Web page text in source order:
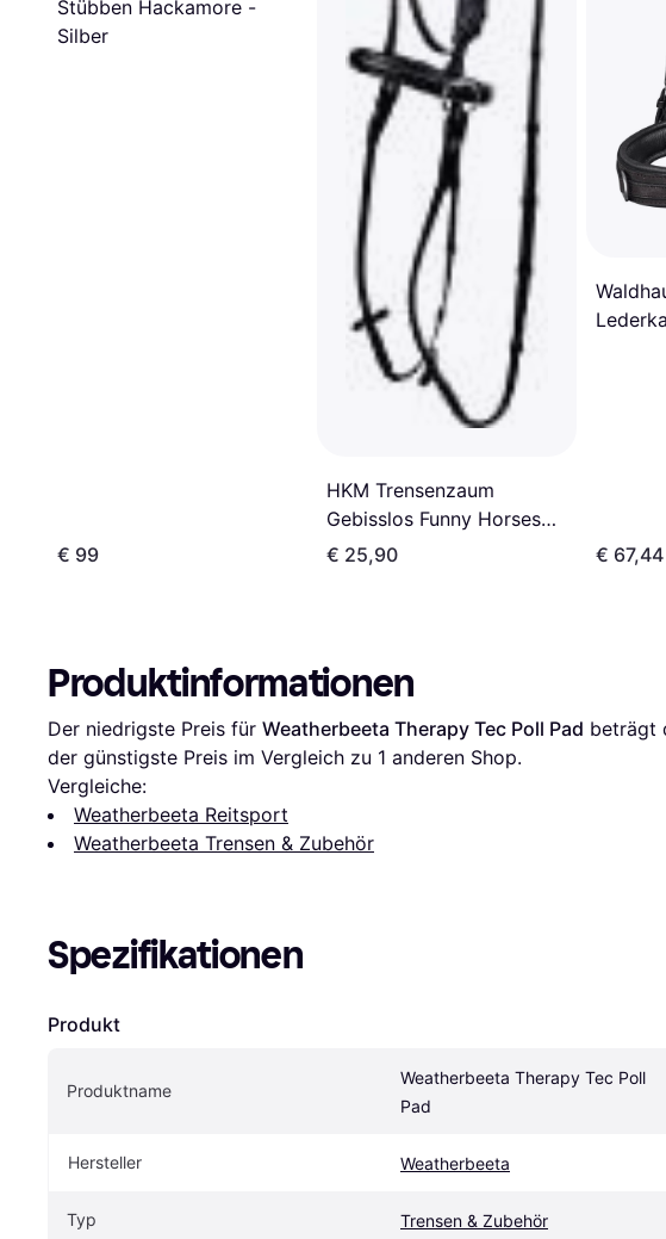
Stübben Hackamore -
Silber
€ 99
HKM Trensenzaum
Gebisslos Funny Horses
schwarz/pink Minishetty
€ 25,90 € 67,44
Produktinformationen
Der niedrigste Preis für Weatherbeeta Therapy Tec Poll Pad beträgt
der günstigste Preis im Vergleich zu 1 anderen Shop.
Vergleiche:
Weatherbeeta Reitsport
Weatherbeeta Trensen & Zubehör
Spezifikationen
Produkt
Produktname
Weatherbeeta Therapy Tec Poll
Pad
Hersteller Weatherbeeta
Typ Trensen & Zubehör